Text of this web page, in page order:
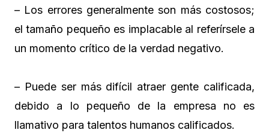
– Los errores generalmente son más costosos;
el tamaño pequeño es implacable al referírsele a
un momento crítico de la verdad negativo.
– Puede ser más difícil atraer gente calificada,
debido a lo pequeño de la empresa no es
llamativo para talentos humanos calificados.